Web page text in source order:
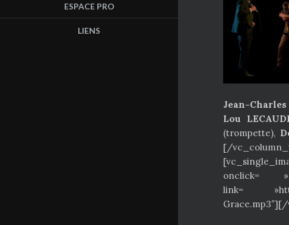
ESPACE PRO
LIENS
Jean-Charles
Lou
(trompette),
[/
onclick=
link=